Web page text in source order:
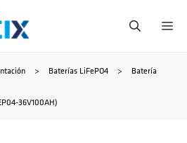
> Baterías LiFePO4 > Batería
36V100AH)